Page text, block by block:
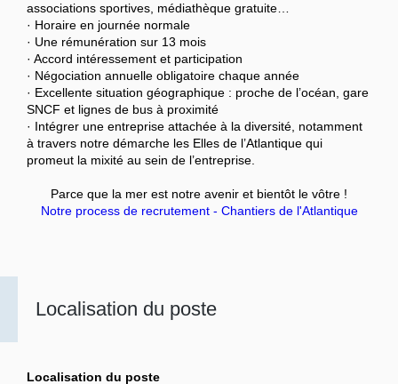
associations sportives, médiathèque gratuite…
· Horaire en journée normale
· Une rémunération sur 13 mois
· Accord intéressement et participation
· Négociation annuelle obligatoire chaque année
· Excellente situation géographique : proche de l’océan, gare
SNCF et lignes de bus à proximité
· Intégrer une entreprise attachée à la diversité, notamment
à travers notre démarche les Elles de l’Atlantique qui
promeut la mixité au sein de l’entreprise.
Parce que la mer est notre avenir et bientôt le vôtre !
Notre process de recrutement - Chantiers de l'Atlantique
Localisation du poste
Localisation du poste